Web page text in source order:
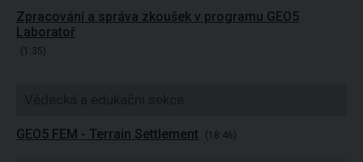
Zpracování a správa zkoušek v programu GEO5
Laboratoř
(1:35)
GEO5 FEM - Terrain Settlement (18:46)